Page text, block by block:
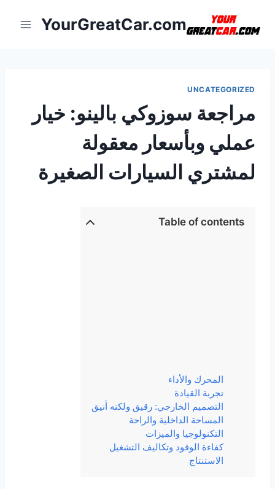
YourGreatCar.com
UNCATEGORIZED
مراجعة سوزوكي بالينو: خيار
عملي وبأسعار معقولة
لمشتري السيارات الصغيرة
Table of contents
المحرك والأداء
تجربة القيادة
التصميم الخارجي: رقيق ولكنه أنيق
المساحة الداخلية والراحة
التكنولوجيا والميزات
كفاءة الوقود وتكاليف التشغيل
الاستنتاج